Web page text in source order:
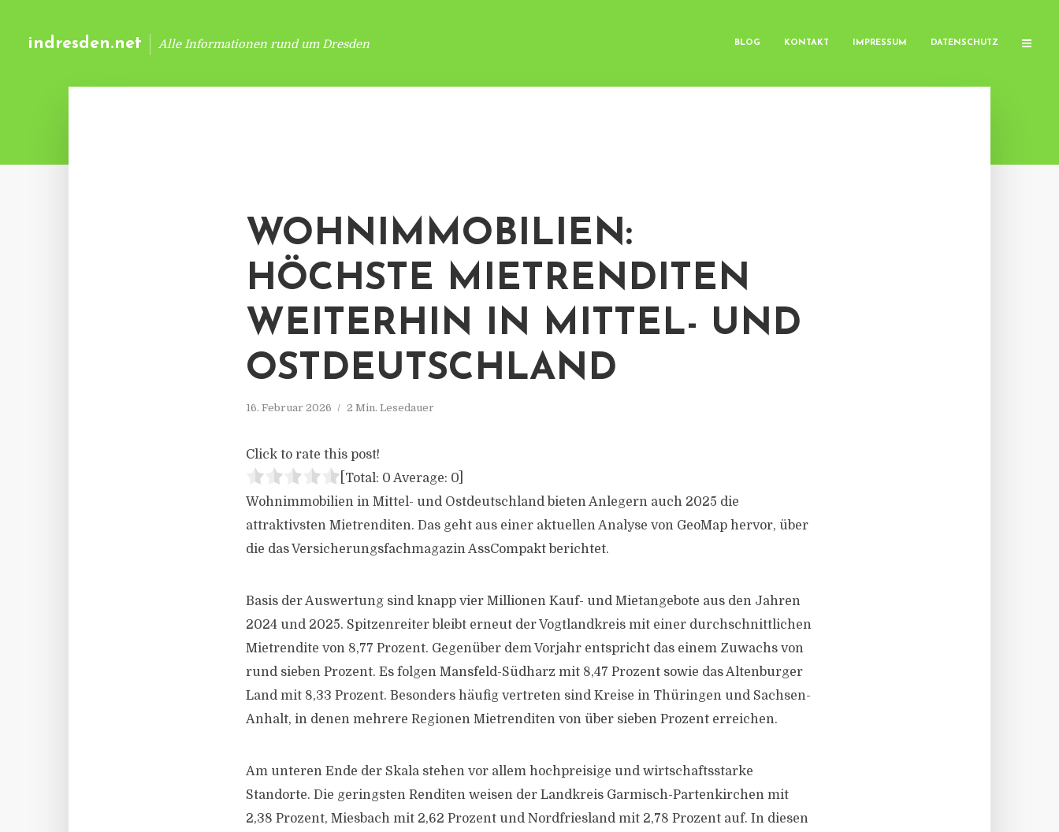
indresden.net Alle Informationen rund um Dresden BLOG KONTAKT IMPRESSUM DATENSCHUTZ
WOHNIMMOBILIEN:
HÖCHSTE MIETRENDITEN
WEITERHIN IN MITTEL- UND
OSTDEUTSCHLAND
16. Februar 2026 2 Min. Lesedauer
Click to rate this post!
[Total: 0 Average: 0
Wohnimmobilien in Mittel- und Ostdeutschland bieten Anlegern auch 2025 die
attraktivsten Mietrenditen. Das geht aus einer aktuellen Analyse von GeoMap hervor, über
die das Versicherungsfachmagazin AssCompakt berichtet.
Basis der Auswertung sind knapp vier Millionen Kauf- und Mietangebote aus den Jahren
2024 und 2025. Spitzenreiter bleibt erneut der Vogtlandkreis mit einer durchschnittlichen
Mietrendite von 8,77 Prozent. Gegenüber dem Vorjahr entspricht das einem Zuwachs von
rund sieben Prozent. Es folgen Mansfeld-Südharz mit 8,47 Prozent sowie das Altenburger
Land mit 8,33 Prozent. Besonders häufig vertreten sind Kreise in Thüringen und Sachsen-
Anhalt, in denen mehrere Regionen Mietrenditen von über sieben Prozent erreichen.
Am unteren Ende der Skala stehen vor allem hochpreisige und wirtschaftsstarke
Standorte. Die geringsten Renditen weisen der Landkreis Garmisch-Partenkirchen mit
2,38 Prozent, Miesbach mit 2,62 Prozent und Nordfriesland mit 2,78 Prozent auf. In diesen